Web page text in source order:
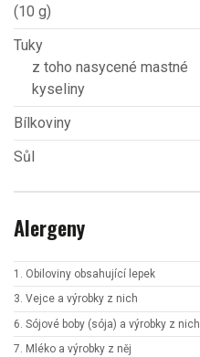
(10 g)
Tuky
z toho nasycené mastné
kyseliny
Bílkoviny
Sůl
Alergeny
1. Obiloviny obsahující lepek
3. Vejce a výrobky z nich
6. Sójové boby (sója) a výrobky z nich
7. Mléko a výrobky z něj